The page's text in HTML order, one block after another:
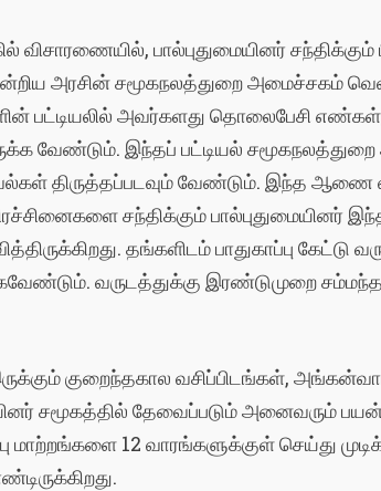
விசாரணையில், பால்புதுமையினர்
அரசின் சமூகநலத்துறை அமைச்சகம்
பட்டியலில் அவர்களது தொலைபேசி
வேண்டும். இந்தப் பட்டியல்
திருத்தப்படவும் வேண்டும். இந்த ஆணை
சந்திக்கும் பால்புதுமையினர்
தங்களிடம் பாதுகாப்பு
வருடத்துக்கு இரண்டுமுறை
குறைந்தகால வசிப்பிடங்கள்,
சமூகத்தில் தேவைப்படும் அனைவரும்
மாற்றங்களை 12 வாரங்களுக்குள் செய்து